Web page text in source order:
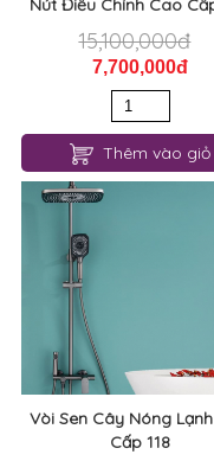
15,100,000đ
7,700,000đ
Thêm vào giỏ
Vòi Sen Cây Nóng
Cấp 118